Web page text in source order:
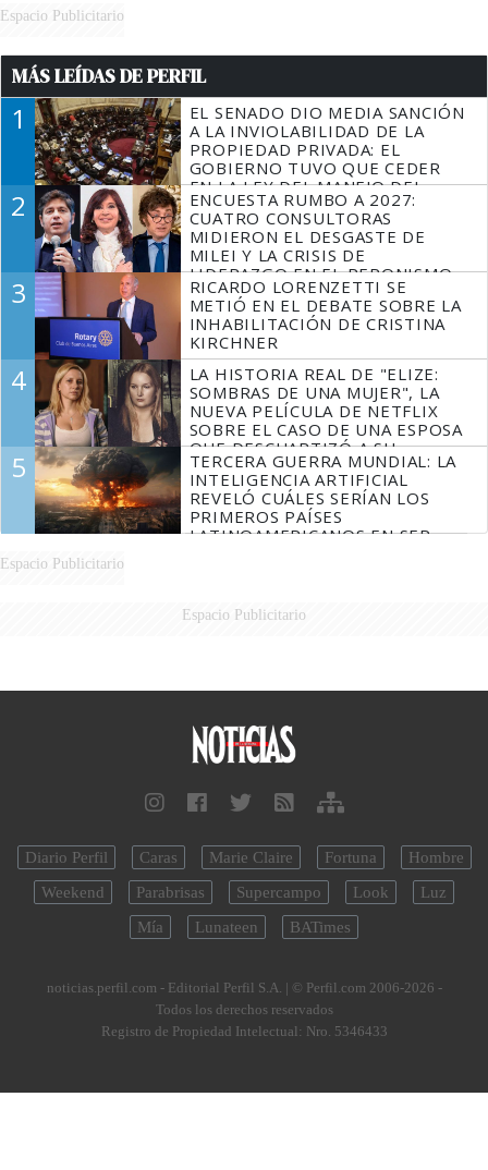
Espacio Publicitario
MÁS LEÍDAS DE PERFIL
1
EL SENADO DIO MEDIA SANCIÓN
A LA INVIOLABILIDAD DE LA
PROPIEDAD PRIVADA: EL
GOBIERNO TUVO QUE CEDER
EN LA LEY DEL MANEJO DEL
FUEGO
2
ENCUESTA RUMBO A 2027:
CUATRO CONSULTORAS
MIDIERON EL DESGASTE DE
MILEI Y LA CRISIS DE
LIDERAZGO EN EL PERONISMO
3
RICARDO LORENZETTI SE
METIÓ EN EL DEBATE SOBRE LA
INHABILITACIÓN DE CRISTINA
KIRCHNER
4
LA HISTORIA REAL DE "ELIZE:
SOMBRAS DE UNA MUJER", LA
NUEVA PELÍCULA DE NETFLIX
SOBRE EL CASO DE UNA ESPOSA
QUE DESCUARTIZÓ A SU
MARIDO
5
TERCERA GUERRA MUNDIAL: LA
INTELIGENCIA ARTIFICIAL
REVELÓ CUÁLES SERÍAN LOS
PRIMEROS PAÍSES
LATINOAMERICANOS EN SER
Espacio Publicitario
Espacio Publicitario
Diario Perfil Caras Marie Claire Fortuna
Hombre
Weekend
Parabrisas Supercampo Look
Luz
Mía
Lunateen BATimes
noticias.perfil.com - Editorial Perfil S.A. | © Perfil.com 2006-2026 -
Todos los derechos reservados
Registro de Propiedad Intelectual: Nro. 5346433